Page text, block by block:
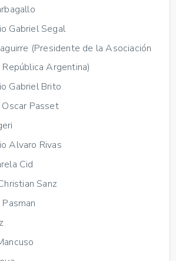
Gabriel Segal
(Presidente de la Asociación
Argentina)
Gabriel Brito
Passet
Alvaro Rivas
Cid
Sanz